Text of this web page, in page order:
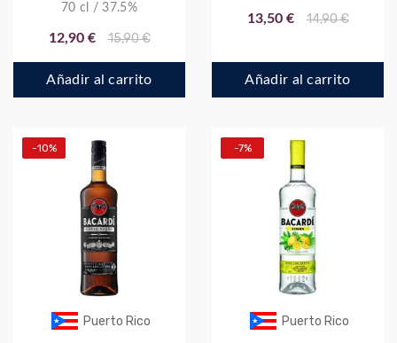
70 cl / 37.5%
12,90 € 15,90 €
Añadir al carrito
13,50 € 14,90 €
Añadir al carrito
Puerto Rico
-10%
Puerto Rico
-7%